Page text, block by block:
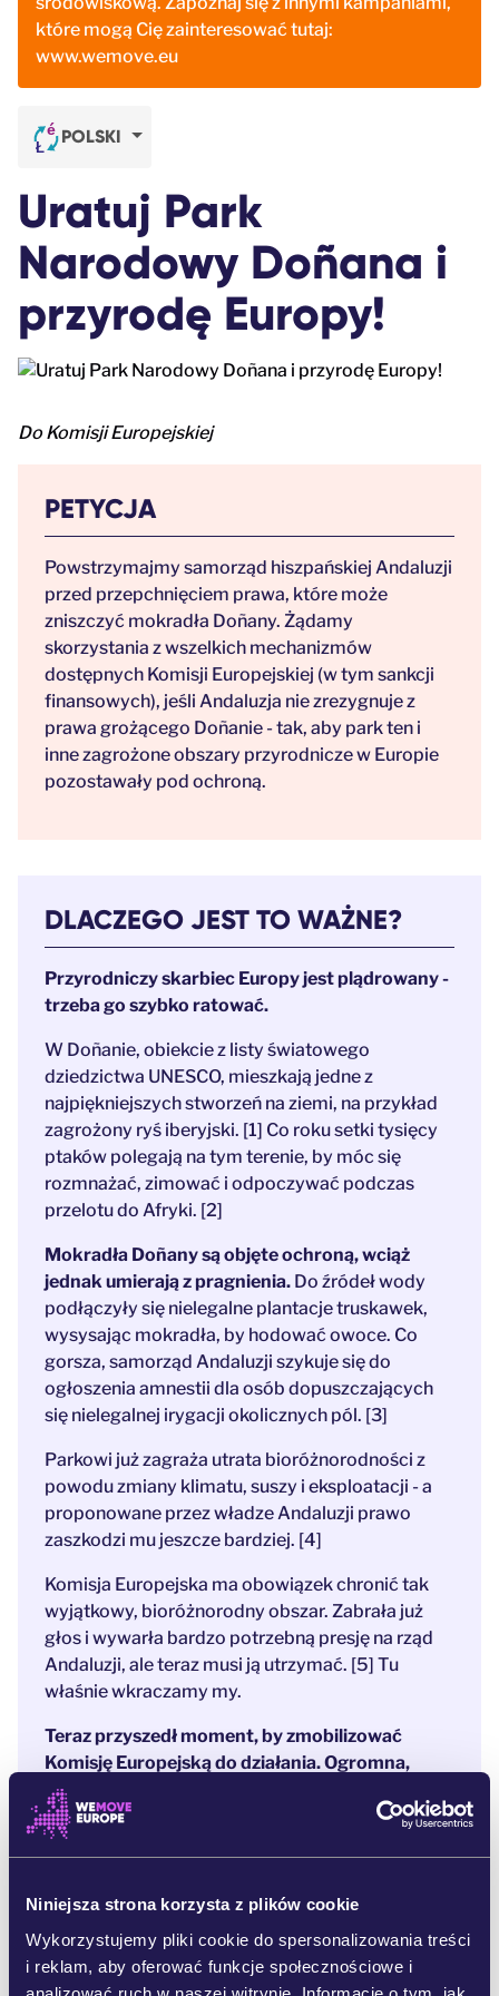
Niniejsza strona korzysta z plików cookie
Wykorzystujemy pliki cookie do spersonalizowania treści
i reklam, aby oferować funkcje społecznościowe i
które mogą Cię zainteresować tutaj:
www.wemove.eu
POLSKI
Uratuj Park
Narodowy Doñana i
przyrodę Europy!
Do Komisji Europejskiej
PETYCJA
Powstrzymajmy samorząd hiszpańskiej Andaluzji
przed przepchnięciem prawa, które może
zniszczyć mokradła Doñany. Żądamy
skorzystania z wszelkich mechanizmów
dostępnych Komisji Europejskiej (w tym sankcji
finansowych), jeśli Andaluzja nie zrezygnuje z
prawa grożącego Doñanie - tak, aby park ten i
inne zagrożone obszary przyrodnicze w Europie
pozostawały pod ochroną.
DLACZEGO JEST TO WAŻNE?
Przyrodniczy skarbiec Europy jest plądrowany -
trzeba go szybko ratować.
W Doñanie, obiekcie z listy światowego
dziedzictwa UNESCO, mieszkają jedne z
najpiękniejszych stworzeń na ziemi, na przykład
zagrożony ryś iberyjski. [1] Co roku setki tysięcy
ptaków polegają na tym terenie, by móc się
rozmnażać, zimować i odpoczywać podczas
przelotu do Afryki. [2]
Mokradła Doñany są objęte ochroną, wciąż
jednak umierają z pragnienia. Do źródeł wody
podłączyły się nielegalne plantacje truskawek,
wysysając mokradła, by hodować owoce. Co
gorsza, samorząd Andaluzji szykuje się do
ogłoszenia amnestii dla osób dopuszczających
się nielegalnej irygacji okolicznych pól. [3]
Parkowi już zagraża utrata bioróżnorodności z
powodu zmiany klimatu, suszy i eksploatacji - a
proponowane przez władze Andaluzji prawo
zaszkodzi mu jeszcze bardziej. [4]
Komisja Europejska ma obowiązek chronić tak
wyjątkowy, bioróżnorodny obszar. Zabrała już
głos i wywarła bardzo potrzebną presję na rząd
Andaluzji, ale teraz musi ją utrzymać. [5] Tu
właśnie wkraczamy my.
Teraz przyszedł moment, by zmobilizować
Komisję Europejską do działania. Ogromna,
rozkręcona przez ludzi petycja powinna
przekonać ją, że interwencja może uratować
Doñanę.
dużych korporacji wciąż mają pierwszeństwo
przed opieką nad przyrodą i gatunkami ją
zamieszkującymi.Możemy powstrzymać